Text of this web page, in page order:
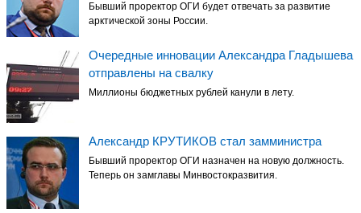
Бывший проректор ОГИ будет отвечать за развитие
арктической зоны России.
Очередные инновации Александра Гладышева
отправлены на свалку
Миллионы бюджетных рублей канули в лету.
Александр КРУТИКОВ стал замминистра
Бывший проректор ОГИ назначен на новую должность.
Теперь он замглавы Минвостокразвития.